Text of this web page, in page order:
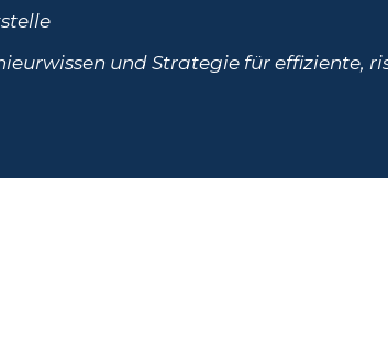
und Strategie für effiziente,